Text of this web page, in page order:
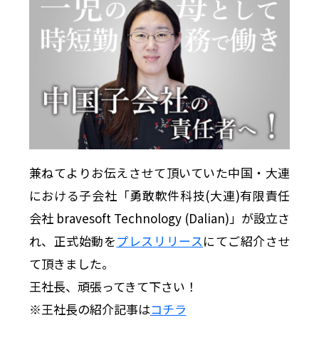
兼ねてよりお伝えさせて頂いていた中国・大連
における子会社「勇敢軟件科技(大連)有限責任
会社 bravesoft Technology (Dalian)」が設立さ
れ、正式始動をプレスリリースにてご紹介させ
て頂きました。
王社長、頑張ってきて下さい！
※王社長の紹介記事はコチラ